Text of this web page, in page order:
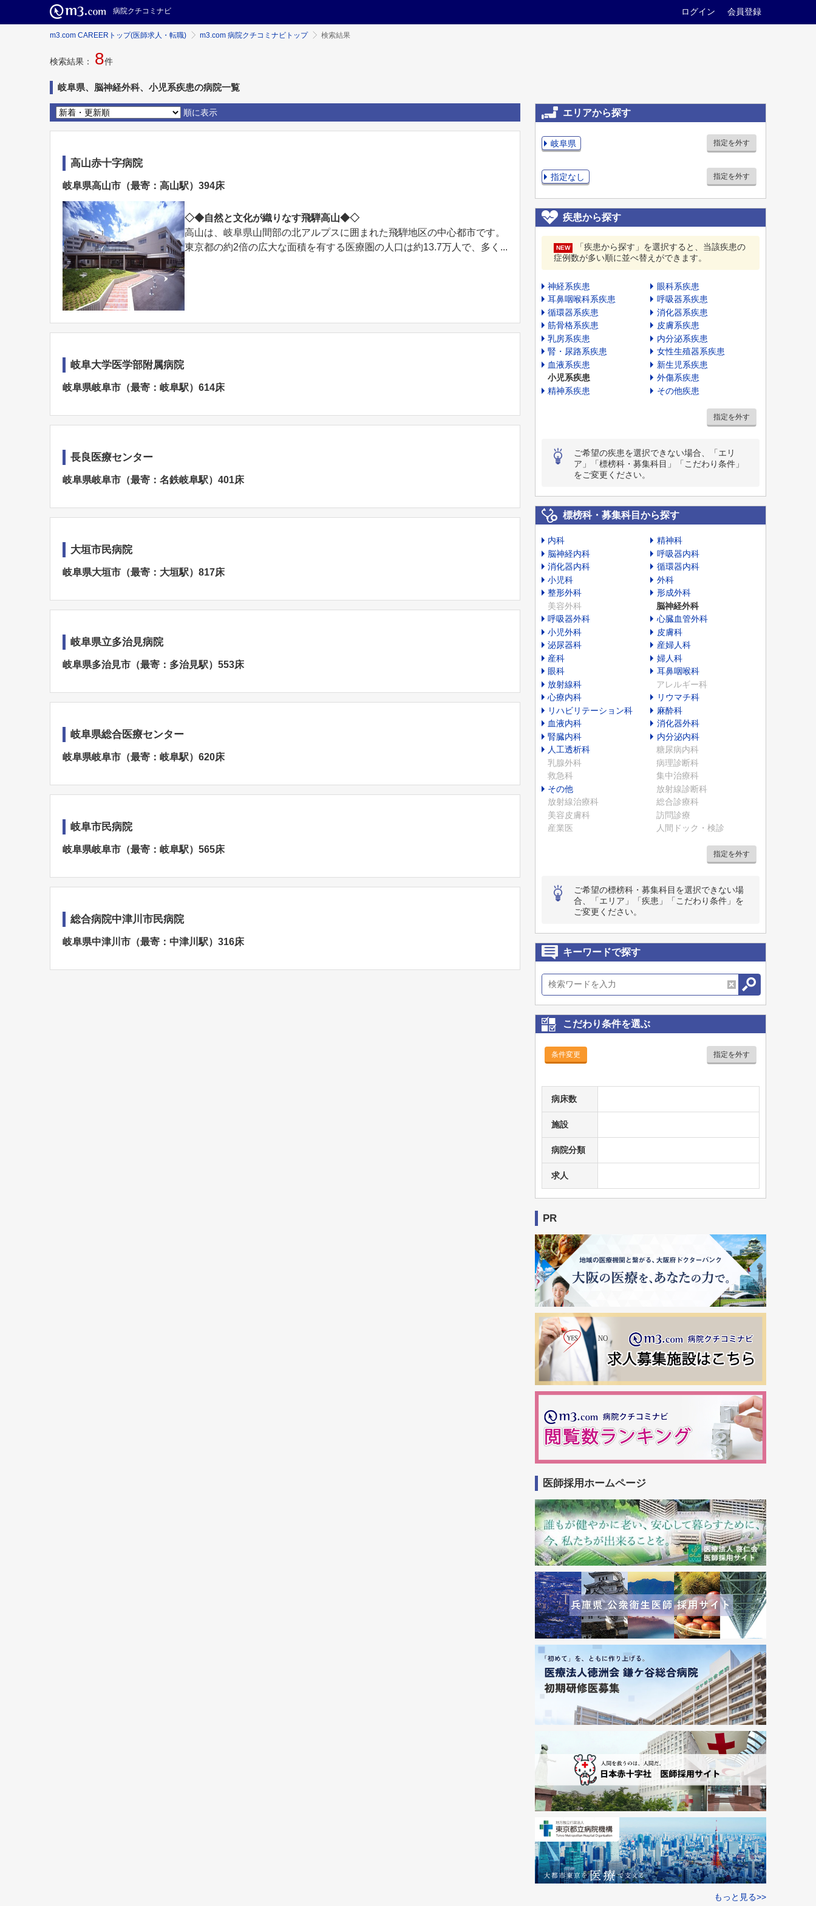
病院クチコミナビ ログイン 会員登録
m3.com CAREERトップ(医師求人・転職) m3.com 病院クチコミナビトップ 検索結果
検索結果： 8件
岐阜県、脳神経外科、小児系疾患の病院一覧
順に表示
高山赤十字病院
岐阜県高山市（最寄：高山駅）394床
◇◆自然と文化が織りなす飛騨高山◆◇
高山は、岐阜県山間部の北アルプスに囲まれた飛騨地区の中心都市です。
東京都の約2倍の広大な面積を有する医療圏の人口は約13.7万人で、多く...
岐阜大学医学部附属病院
岐阜県岐阜市（最寄：岐阜駅）614床
長良医療センター
岐阜県岐阜市（最寄：名鉄岐阜駅）401床
大垣市民病院
岐阜県大垣市（最寄：大垣駅）817床
岐阜県立多治見病院
岐阜県多治見市（最寄：多治見駅）553床
岐阜県総合医療センター
岐阜県岐阜市（最寄：岐阜駅）620床
岐阜市民病院
岐阜県岐阜市（最寄：岐阜駅）565床
総合病院中津川市民病院
岐阜県中津川市（最寄：中津川駅）316床
エリアから探す
岐阜県 指定を外す
指定なし 指定を外す
疾患から探す
NEW
「疾患から探す」を選択すると、当該疾患の
症例数が多い順に並べ替えができます。
神経系疾患
眼科系疾患
耳鼻咽喉科系疾患
呼吸器系疾患
循環器系疾患
消化器系疾患
筋骨格系疾患
皮膚系疾患
乳房系疾患
内分泌系疾患
腎・尿路系疾患
女性生殖器系疾患
血液系疾患
新生児系疾患
小児系疾患
外傷系疾患
精神系疾患
その他疾患
指定を外す
ご希望の疾患を選択できない場合、「エリ
ア」「標榜科・募集科目」「こだわり条件」
をご変更ください。
標榜科・募集科目から探す
内科
精神科
脳神経内科
呼吸器内科
消化器内科
循環器内科
小児科
外科
整形外科
形成外科
美容外科
脳神経外科
呼吸器外科
心臓血管外科
小児外科
皮膚科
泌尿器科
産婦人科
産科
婦人科
眼科
耳鼻咽喉科
放射線科
アレルギー科
心療内科
リウマチ科
リハビリテーション科
麻酔科
血液内科
消化器外科
腎臓内科
内分泌内科
人工透析科
糖尿病内科
乳腺外科
病理診断科
救急科
集中治療科
その他
放射線診断科
放射線治療科
総合診療科
美容皮膚科
訪問診療
産業医
人間ドック・検診
指定を外す
ご希望の標榜科・募集科目を選択できない場
合、「エリア」「疾患」「こだわり条件」を
ご変更ください。
キーワードで探す
こだわり条件を選ぶ
条件変更 指定を外す
病床数
施設
病院分類
求人
PR
医師採用ホームページ
もっと見る>>